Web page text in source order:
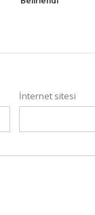
İnternet sitesi